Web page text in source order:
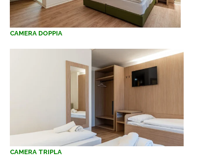
CAMERA DOPPIA
CAMERA TRIPLA